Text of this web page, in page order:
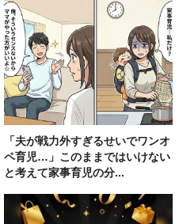
「夫が戦力外すぎるせいでワンオ
ペ育児…」このままではいけない
と考えて家事育児の分...